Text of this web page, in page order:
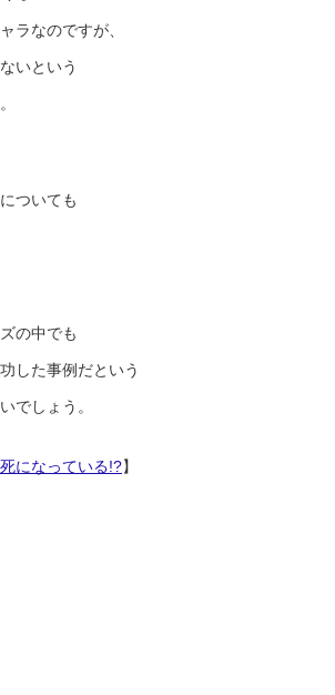
ラなのですが、
いという
ついても
の中でも
した事例だという
でしょう。
になっている!?】